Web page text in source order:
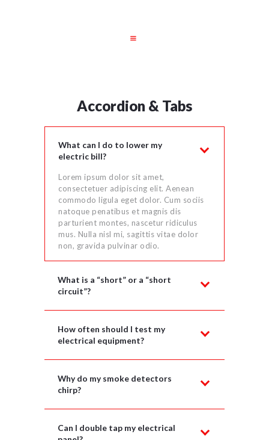
UNSERE
IMPRESSUM
Accordion & Tabs
What can I do to lower my
electric bill?
Lorem ipsum dolor sit amet,
consectetuer adipiscing elit. Aenean
commodo ligula eget dolor. Cum sociis
natoque penatibus et magnis dis
parturient montes, nascetur ridiculus
mus. Nulla nisl mi, sagittis vitae dolor
non, gravida pulvinar odio.
What is a “short” or a “short
circuit”?
How often should I test my
electrical equipment?
Why do my smoke detectors
chirp?
Can I double tap my electrical